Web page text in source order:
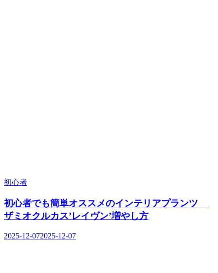
初心者
初心者でも簡単オススメのインテリアプランツ
ザミオクルカス’レイヴン’増やし方
2025-12-072025-12-07